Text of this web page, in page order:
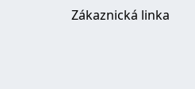
Zákaznická linka